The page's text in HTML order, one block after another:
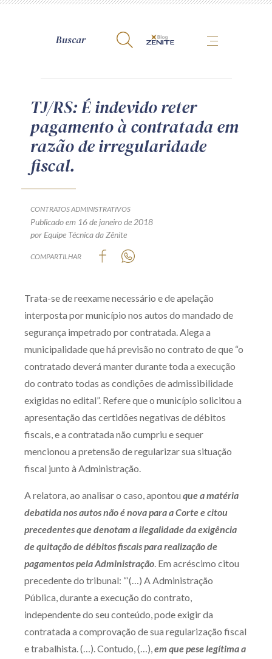
A Zênite
Como publicar conosco
Site da Zênite
Guia de Direitos dos Titulares de Dados
Encarregado (contato)
Zênite Fácil IA
Zênite Play
Orientação por Escrito
Mentoria Zênite
Capacitação
Zênite Online
Eventos presenciais
Zênite in Company
Diferenciais
Receba por RSS
Av. Sete de Setembro, 4698
PR CEP 80240-000
Telefone (41) 2109-8666
TJ/RS: É indevido reter
pagamento à contratada em
razão de irregularidade
fiscal.
CONTRATOS ADMINISTRATIVOS
Publicado em 16 de janeiro de 2018
por Equipe Técnica da Zênite
COMPARTILHAR
Trata-se de reexame necessário e de apelação
interposta por município nos autos do mandado de
segurança impetrado por contratada. Alega a
municipalidade que há previsão no contrato de que “o
contratado deverá manter durante toda a execução
do contrato todas as condições de admissibilidade
exigidas no edital”. Refere que o município solicitou a
apresentação das certidões negativas de débitos
fiscais, e a contratada não cumpriu e sequer
mencionou a pretensão de regularizar sua situação
fiscal junto à Administração.
A relatora, ao analisar o caso, apontou que a matéria
debatida nos autos não é nova para a Corte e citou
precedentes que denotam a ilegalidade da exigência
de quitação de débitos fiscais para realização de
pagamentos pela Administração. Em acréscimo citou
precedente do tribunal: “‘(…) A Administração
Pública, durante a execução do contrato,
independente do seu conteúdo, pode exigir da
contratada a comprovação de sua regularização fiscal
e trabalhista. (…). Contudo, (…),em que pese legítima a